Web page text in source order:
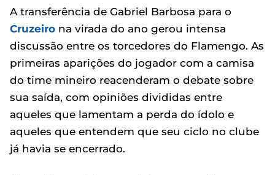
A transferência de Gabriel Barbosa para o
Cruzeiro na virada do ano gerou intensa
discussão entre os torcedores do Flamengo. As
primeiras aparições do jogador com a camisa
do time mineiro reacenderam o debate sobre
sua saída, com opiniões divididas entre
aqueles que lamentam a perda do ídolo e
aqueles que entendem que seu ciclo no clube
já havia se encerrado.